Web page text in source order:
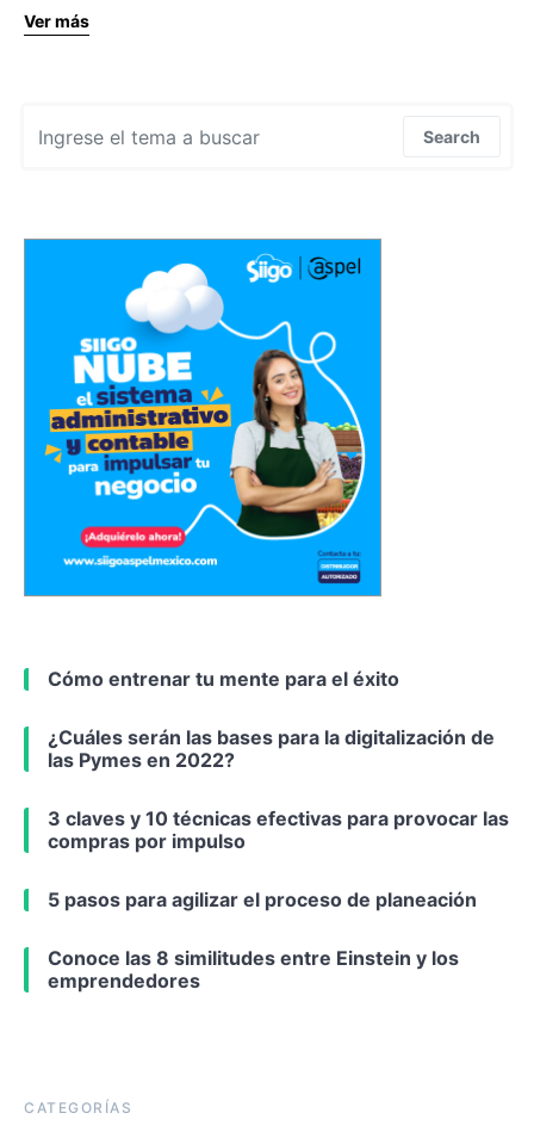
Ver más
Search
Cómo entrenar tu mente para el éxito
¿Cuáles serán las bases para la digitalización de
las Pymes en 2022?
3 claves y 10 técnicas efectivas para provocar las
compras por impulso
5 pasos para agilizar el proceso de planeación
Conoce las 8 similitudes entre Einstein y los
emprendedores
CATEGORÍAS